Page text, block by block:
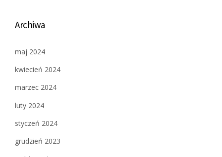
Archiwa
maj 2024
kwiecień 2024
marzec 2024
luty 2024
styczeń 2024
grudzień 2023